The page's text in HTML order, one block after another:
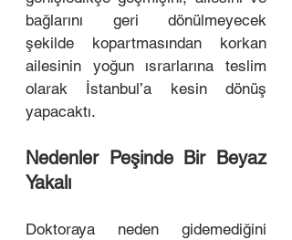
bağlarını geri dönülmeyecek
şekilde kopartmasından korkan
ailesinin yoğun ısrarlarına teslim
olarak İstanbul’a kesin dönüş
yapacaktı.
Nedenler Peşinde Bir Beyaz
Yakalı
Doktoraya neden gidemediğini